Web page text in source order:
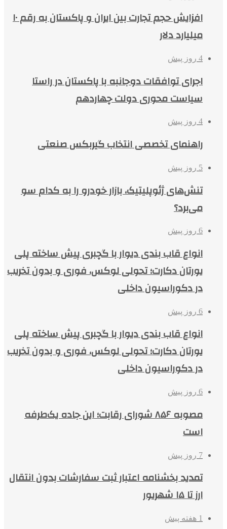
افزایش حجم تجارت بین ایران و پاکستان به رقم ۱۰
میلیارد دلار
4 روز پیش
اجرای توافقات دوجانبه با پاکستان در راستا
سیاست محوری دولت چهاردهم
4 روز پیش
راهنمای تخصصی انتخاب گیربکس صنعتی
5 روز پیش
تنش‌های ژئوپلیتیک، بازار خودرو را به کدام سو
می‌برد؟
6 روز پیش
انواع قاب بندی دیوار با گچبری پیش ساخته پلی
یورتان دکارت؛ تحولی لوکس، فوری و بدون تخریب
در دکوراسیون داخلی
6 روز پیش
انواع قاب بندی دیوار با گچبری پیش ساخته پلی
یورتان دکارت؛ تحولی لوکس، فوری و بدون تخریب
در دکوراسیون داخلی
6 روز پیش
مصوبه ۸۵۶ شورای رقابت؛ این جاده یک‌طرفه
است
7 روز پیش
تمدید بخشنامه اعتبار ثبت سفارشات بدون انتقال
ارز تا ۱۵ شهریور
1 هفته پیش